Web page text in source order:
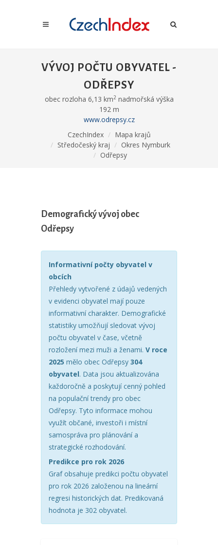
VÝVOJ POČTU OBYVATEL -
ODŘEPSY
obec rozloha 6,13 km2nadmořská výška
192 m
www.odrepsy.cz
CzechIndex
Mapa krajů
Středočeský kraj
Okres Nymburk
Odřepsy
Demografický vývoj obec
Odřepsy
Informativní počty obyvatel v
obcích
Přehledy vytvořené z údajů vedených
v evidenci obyvatel mají pouze
informativní charakter. Demografické
statistiky umožňují sledovat vývoj
počtu obyvatel v čase, včetně
rozložení mezi muži a ženami. V roce
2025 mělo obec Odřepsy 304
obyvatel. Data jsou aktualizována
každoročně a poskytují cenný pohled
na populační trendy pro obec
Odřepsy. Tyto informace mohou
využít občané, investoři i místní
samospráva pro plánování a
strategické rozhodování.
Predikce pro rok 2026
Graf obsahuje predikci počtu obyvatel
pro rok 2026 založenou na lineární
regresi historických dat. Predikovaná
hodnota je 302 obyvatel.